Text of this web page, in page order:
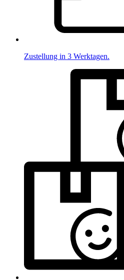
Zustellung in 3 Werktagen.